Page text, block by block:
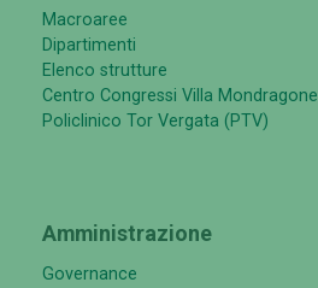
Macroaree
Dipartimenti
Elenco strutture
Centro Congressi Villa Mondragone
Policlinico Tor Vergata (PTV)
Amministrazione
Governance